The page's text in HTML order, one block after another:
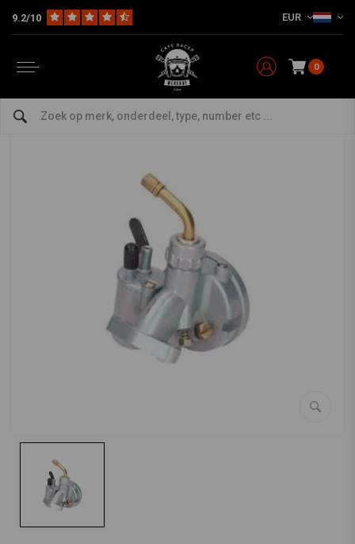
9.2/10 EUR
0
Bromfiets Inlaat Carburateur Bing 12mm Puch MS/MV Flens
Carburateur Bing 12mm Puch MS/MV Flens